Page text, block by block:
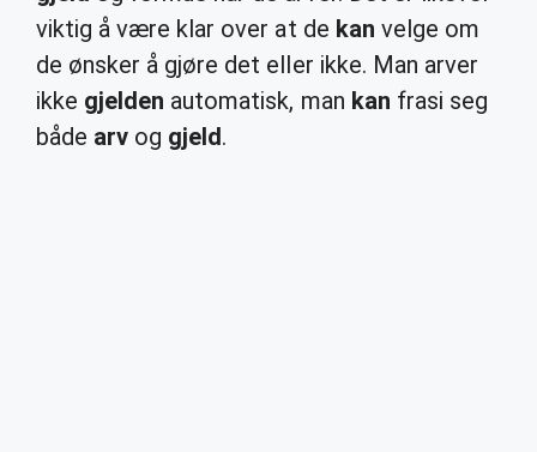
viktig å være klar over at de kan velge om
de ønsker å gjøre det eller ikke. Man arver
ikke gjelden automatisk, man kan frasi seg
både arv og gjeld.